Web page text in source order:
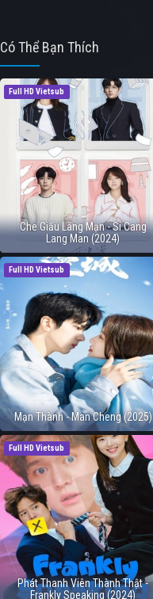
Có Thể Bạn Thích
Full HD Vietsub
Che Giấu Lãng Mạn - Si Cang
Lang Man (2024)
Full HD Vietsub
Mạn Thành - Man Cheng (2025)
Full HD Vietsub
Phát Thanh Viên Thành Thật -
Frankly Speaking (2024)